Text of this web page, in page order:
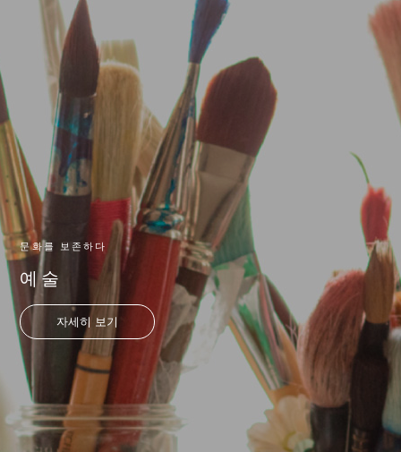
문화를 보존하다
예술
자세히 보기